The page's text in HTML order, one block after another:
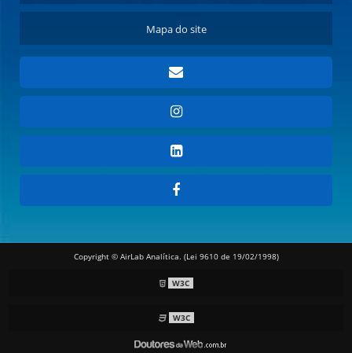
Mapa do site
Copyright © AirLab Analítica. (Lei 9610 de 19/02/1998)
W3C
W3C